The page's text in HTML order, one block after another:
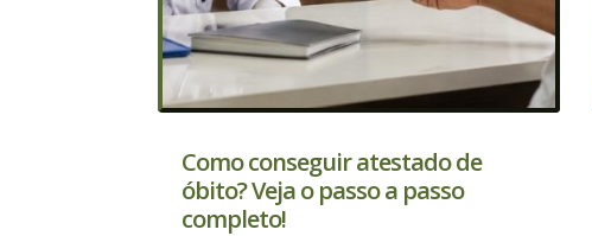
Como conseguir atestado de
óbito? Veja o passo a passo
completo!